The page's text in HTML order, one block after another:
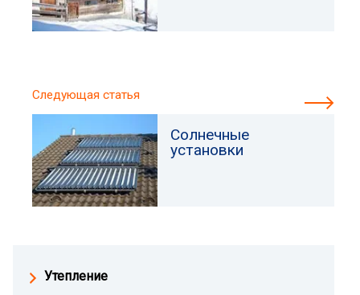
Утепление
Следующая статья
Солнечные
установки